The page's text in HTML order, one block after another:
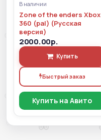
В наличии
Zone of the enders Xbox
360 (pal) (Русская
версия)
2000.00р.
Купить
Быстрый заказ
Купить на Авито